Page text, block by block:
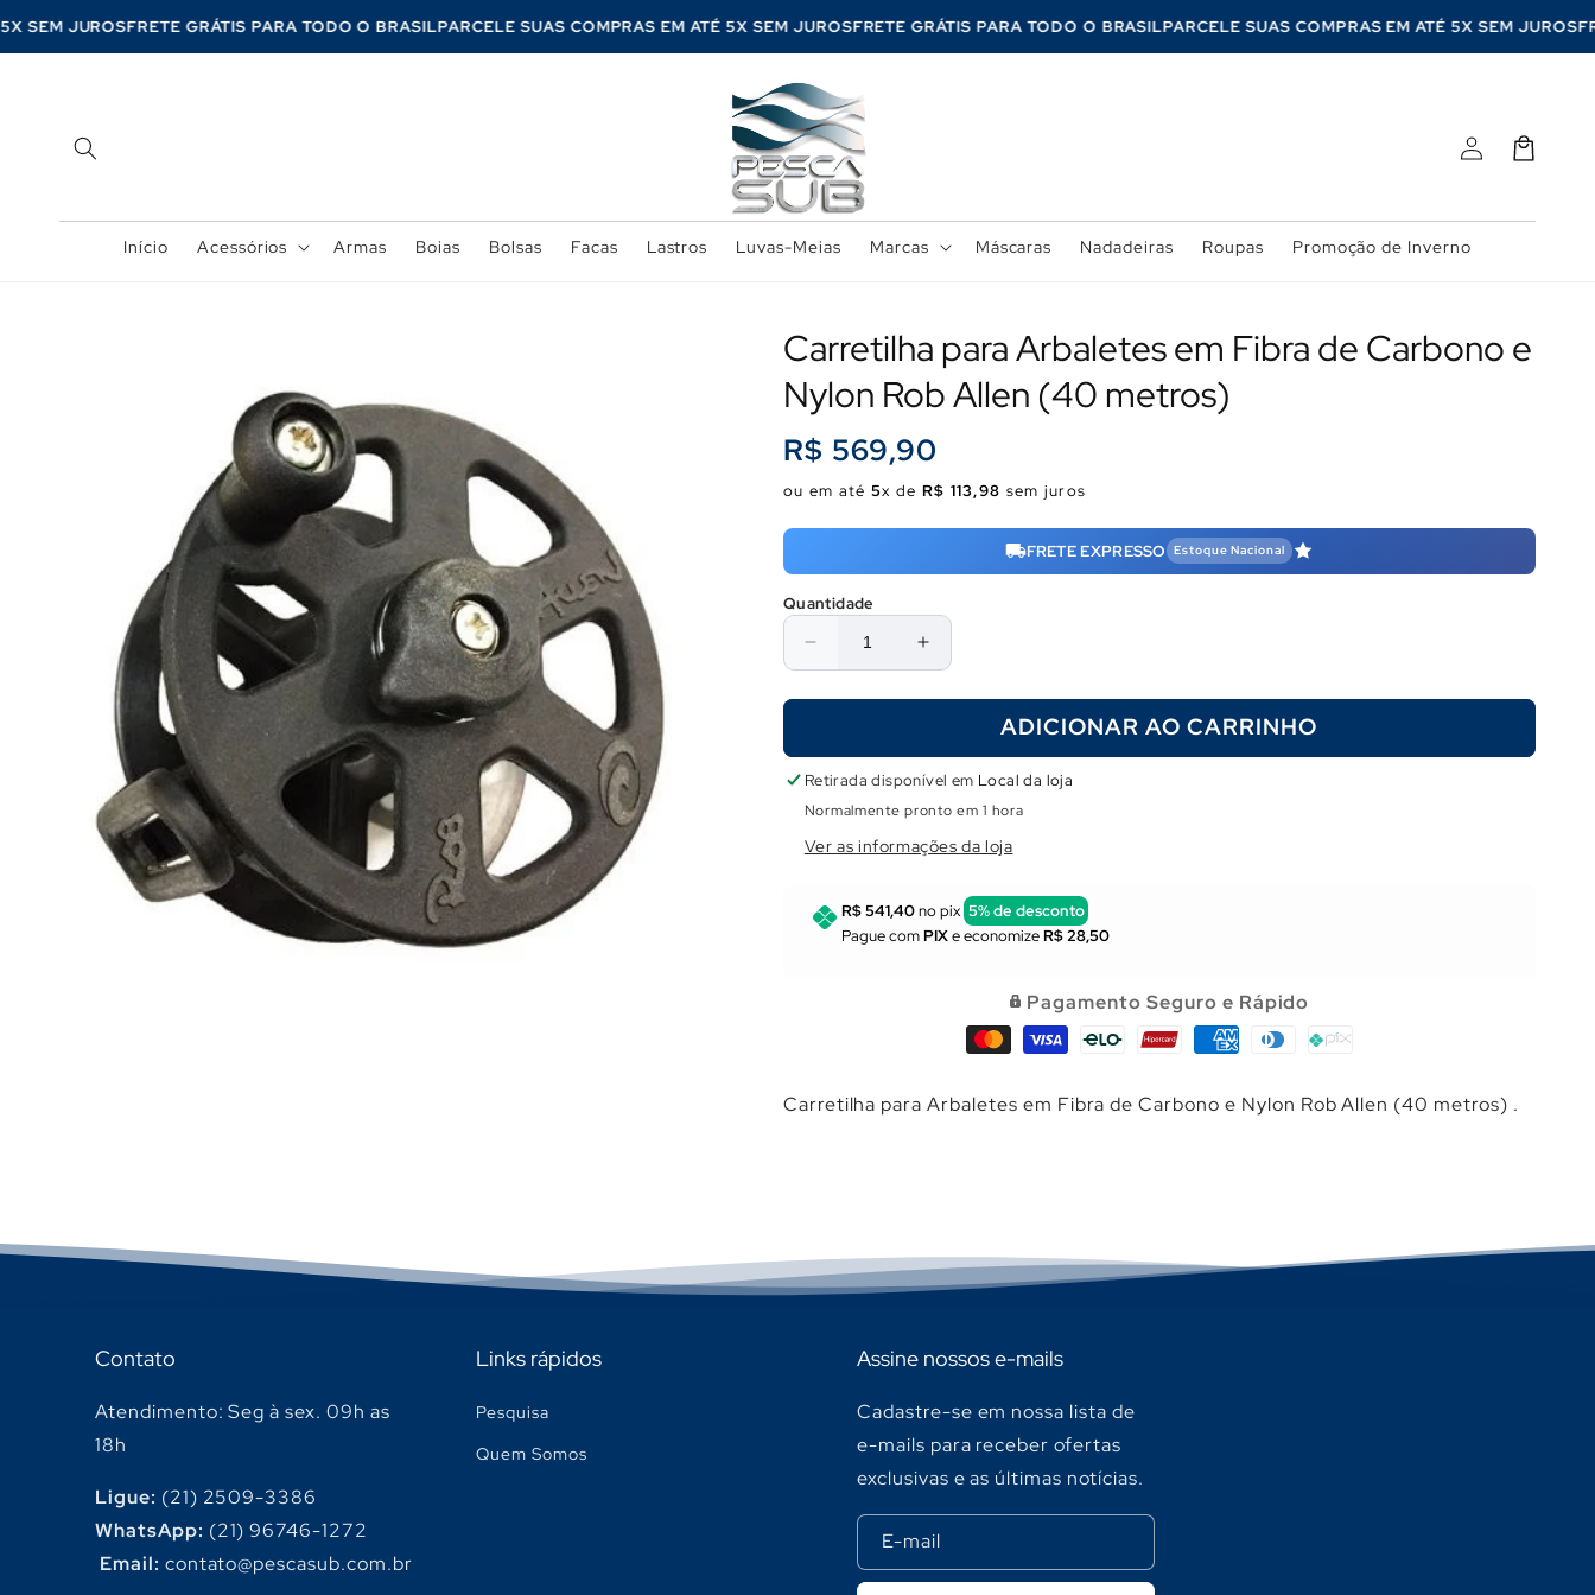
para o
conteúdo
5X SEM JUROSFRETE GRÁTIS PARA TODO O BRASILPARCELE SUAS COMPRAS EM ATÉ 5X SEM JUROSFRETE GRÁTIS PARA TODO O BRASILPARCELE SUAS COMPRAS EM ATÉ 5X SEM JUROS
Início Acessórios Armas Boias Bolsas Facas Lastros Luvas-Meias Marcas Máscaras Nadadeiras Roupas Promoção de Inverno
Fazer
login
Carrinho
Carretilha para Arbaletes em Fibra de Carbono e
Nylon Rob Allen (40 metros)
Preço
normal
R$ 569,90
ou em até 5x de R$ 113,98 sem juros
FRETE EXPRESSO Estoque Nacional
Quantidade
Diminuir
a
quantidade
Carretilha
para
Arbaletes
Fibra
Carbono
e
Nylon
Aumentar
a
quantidade
Carretilha
para
Arbaletes
Fibra
Carbono
e
metros)
ADICIONAR AO CARRINHO
Retirada disponível em Local da loja
Normalmente pronto em 1 hora
Ver as informações da loja
R$ 541,40no pix 5% de desconto
Pague comPIXe economizeR$ 28,50
Pagamento Seguro e Rápido
Carretilha para Arbaletes em Fibra de Carbono e Nylon Rob Allen (40 metros) .
Contato
Atendimento: Seg à sex. 09h as
18h
Ligue: (21) 2509-3386
WhatsApp: (21) 96746-1272
Email: contato@pescasub.com.br
Links rápidos
Pesquisa
Quem Somos
Assine nossos e-mails
Cadastre-se em nossa lista de
e-mails para receber ofertas
exclusivas e as últimas notícias.
E-mail